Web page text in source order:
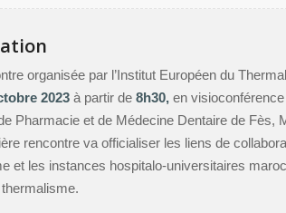
organisée par l’Institut Européen du
2023 à partir de 8h30, en
Pharmacie et de Médecine Dentaire de Fès,
rencontre va officialiser les liens de
et les instances hospitalo-universitaires